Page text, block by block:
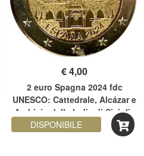
€4,00
2 euro Spagna 2024 fdc
UNESCO: Cattedrale, Alcázar e
Archivio delle Indie di Siviglia
DISPONIBILE